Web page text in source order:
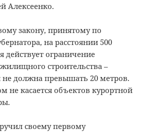
Алексеенко.
закону, принятому по
на расстоянии 500
действует ограничение
строительства –
не должна превышать 20 метров.
не касается объектов курортной
своему первому